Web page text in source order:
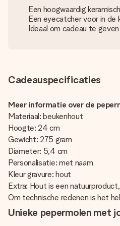
Een hoogwaardig
Een eyecatcher voor in de
Ideaal om cadeau te
Cadeauspecificaties
Meer informatie over de
Materiaal: beukenhout
Hoogte: 24 cm
Gewicht: 275 gram
Diameter: 5,4 cm
Personalisatie: met naam
Kleur gravure: hout
Extra: Hout is een
Om technische redenen is het
Unieke pepermolen met